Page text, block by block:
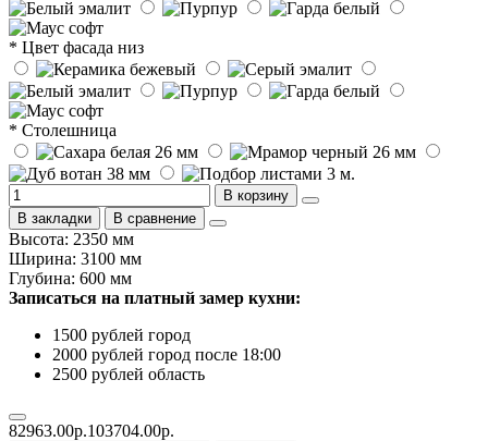
* Цвет фасада низ
* Столешница
В корзину
В закладки
В сравнение
Высота: 2350 мм
Ширина: 3100 мм
Глубина: 600 мм
Записаться на платный замер кухни:
1500 рублей город
2000 рублей город после 18:00
2500 рублей область
82963.00р.103704.00р.